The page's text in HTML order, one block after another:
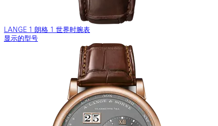
LANGE 1 朗格 1 世界时腕表
显示的型号